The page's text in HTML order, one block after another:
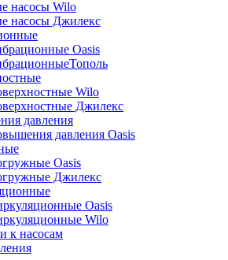
насосы Wilo
насосы Джилекс
Oasis
Wilo
Джилекс
давления
давления Oasis
Oasis
Джилекс
Oasis
Wilo
к насосам